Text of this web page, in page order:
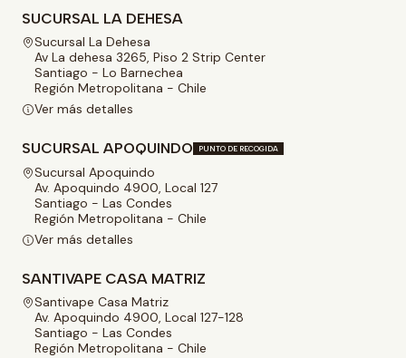
SUCURSAL LA DEHESA
Sucursal La Dehesa
Av La dehesa 3265, Piso 2 Strip Center
Santiago - Lo Barnechea
Región Metropolitana - Chile
Ver más detalles
SUCURSAL APOQUINDO PUNTO DE RECOGIDA
Sucursal Apoquindo
Av. Apoquindo 4900, Local 127
Santiago - Las Condes
Región Metropolitana - Chile
Ver más detalles
SANTIVAPE CASA MATRIZ
Santivape Casa Matriz
Av. Apoquindo 4900, Local 127-128
Santiago - Las Condes
Región Metropolitana - Chile